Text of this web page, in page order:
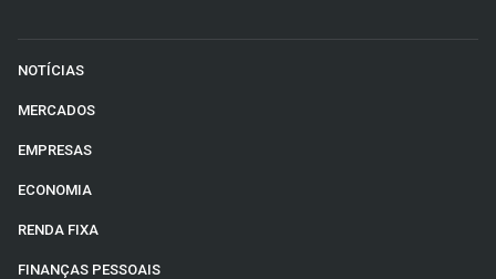
NOTÍCIAS
MERCADOS
EMPRESAS
ECONOMIA
RENDA FIXA
FINANÇAS PESSOAIS